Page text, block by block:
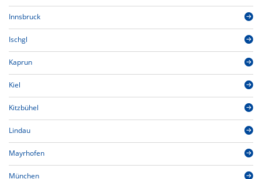
Innsbruck
Ischgl
Kaprun
Kiel
Kitzbühel
Lindau
Mayrhofen
München